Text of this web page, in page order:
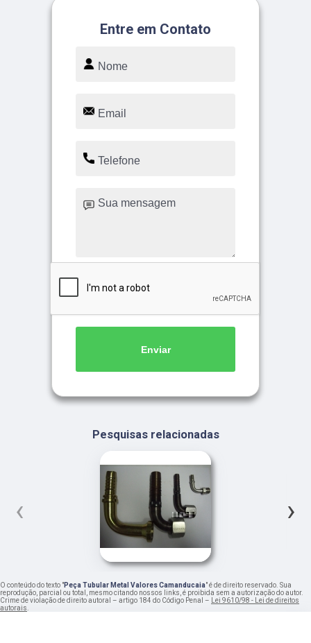
Entre em Contato
Enviar
Pesquisas relacionadas
‹ ›
O conteúdo do texto "Peça Tubular Metal Valores Camanducaia" é de direito reservado. Sua
reprodução, parcial ou total, mesmo citando nossos links, é proibida sem a autorização do autor.
Crime de violação de direito autoral – artigo 184 do Código Penal – Lei 9610/98 - Lei de direitos
autorais.